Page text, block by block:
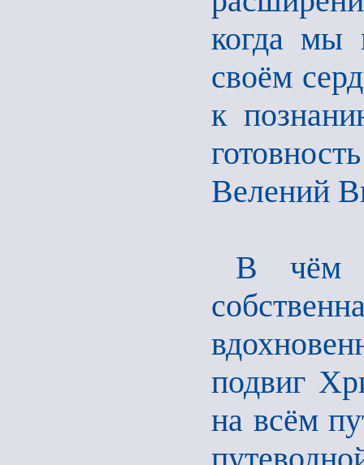
когда мы
своём
к
Велений
В чём
подвиг
на всём